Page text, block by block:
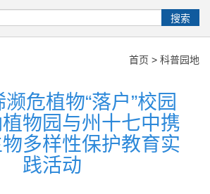
搜索
首页 > 科普园地
危植物“落户”校园
物园与州十七中携
多样性保护教育实
践活动